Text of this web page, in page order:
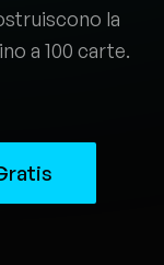
la
a 100 carte.